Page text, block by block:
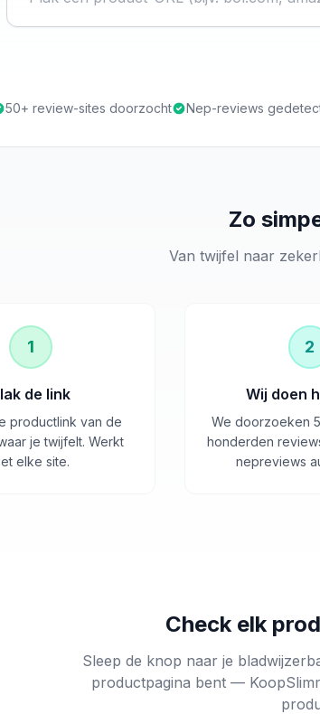
50+ review-sites doorzocht Nep-reviews
Zo
Van twijfel naar
1
de link
productlink van de
je twijfelt. Werkt
elke site.
2
Wij doen
We doorzoeken
honderden
nepreviews
Check elk
Sleep de knop naar je
productpagina bent —